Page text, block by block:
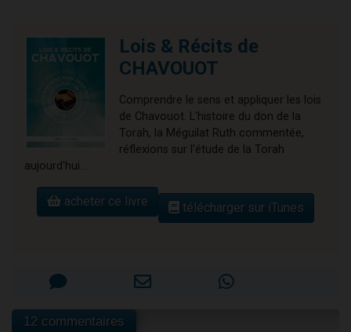
Lois & Récits de
CHAVOUOT
Comprendre le sens et appliquer les lois
de Chavouot. L'histoire du don de la
Torah, la Méguilat Ruth commentée,
réflexions sur l'étude de la Torah
aujourd'hui...
acheter ce livre télécharger sur iTunes
12 commentaires